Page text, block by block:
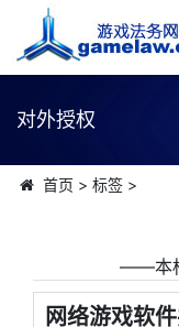
对外授权
首页 > 标签>
――本
网络游戏软